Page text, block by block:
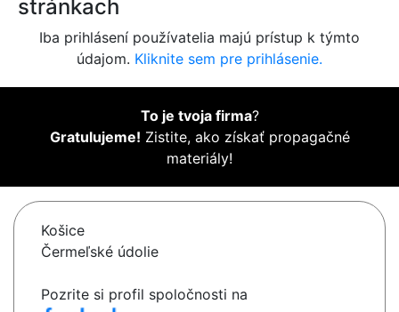
stránkach
Iba prihlásení používatelia majú prístup k týmto
údajom. Kliknite sem pre prihlásenie.
To je tvoja firma?
Gratulujeme! Zistite, ako získať propagačné
materiály!
Košice
Čermeľské údolie
Pozrite si profil spoločnosti na